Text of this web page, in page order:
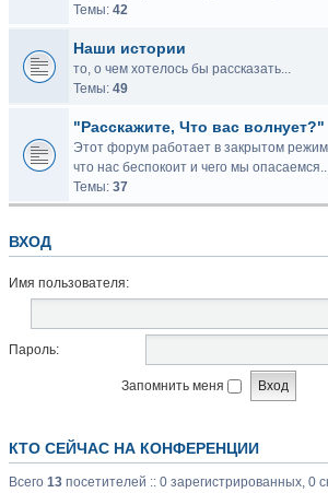
Темы: 42
Наши истории
то, о чем хотелось бы рассказать...
Темы: 49
"Расскажите, Что вас волнует?"
Этот форум работает в закрытом
что нас беспокоит и чего мы
Темы: 37
ВХОД
Имя пользователя:
Пароль:
Запомнить меня
КТО СЕЙЧАС НА КОНФЕРЕНЦИИ
Всего 13 посетителей :: 0 зарегистрированных, 0